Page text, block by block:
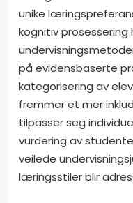
unike
kognitiv
på evidensbaserte
kategorisering av
fremmer et mer
tilpasser seg
vurdering av
veilede
læringsstiler blir